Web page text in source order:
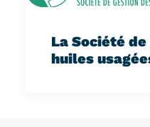
La Société
huiles